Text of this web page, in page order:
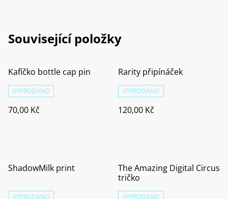
Související položky
Kafíčko bottle cap pin
VYPRODÁNO
70,00 Kč
Rarity připínáček
VYPRODÁNO
120,00 Kč
ShadowMilk print
VYPRODÁNO
The Amazing Digital Circus
tričko
VYPRODÁNO